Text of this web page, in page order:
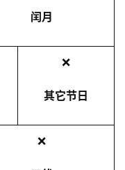
闰月
❌
其它节日
❌